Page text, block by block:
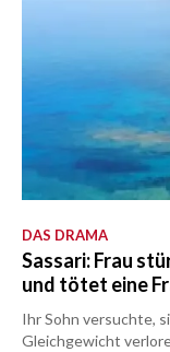
DAS DRAMA
Sassari: Frau
und tötet eine
Ihr Sohn versuchte,
Gleichgewicht